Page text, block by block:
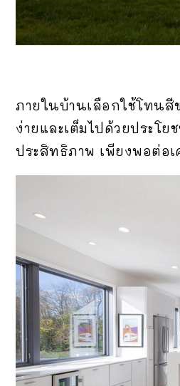
ภายในบ้านเลือกใช้โทนสี
ง่ายและเต็มไปด้วยประโ
ประสิทธิภาพ เพียงพอต่อ